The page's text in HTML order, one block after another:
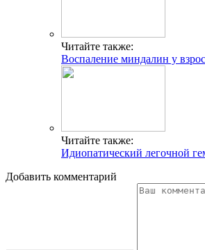
Читайте также:
Воспаление миндалин у
Читайте также:
Идиопатический легочной
Добавить комментарий